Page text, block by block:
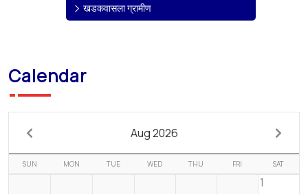
खडकवासला ग्रामीण
Calendar
Aug 2026
SUN MON TUE WED THU FRI SAT
1